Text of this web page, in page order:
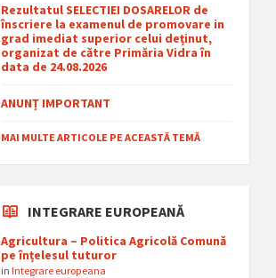
Rezultatul SELECTIEI DOSARELOR de
înscriere la examenul de promovare in
grad imediat superior celui deținut,
organizat de către Primăria Vidra în
data de 24.08.2026
ANUNȚ IMPORTANT
MAI MULTE ARTICOLE PE ACEASTĂ TEMĂ
INTEGRARE EUROPEANĂ
Agricultura – Politica Agricolă Comună
pe înțelesul tuturor
inIntegrare europeana